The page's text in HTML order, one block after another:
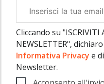
aziendale
Cliccando su "ISCRIVITI
NEWSLETTER",
Informativa Privacy e
Newsletter.